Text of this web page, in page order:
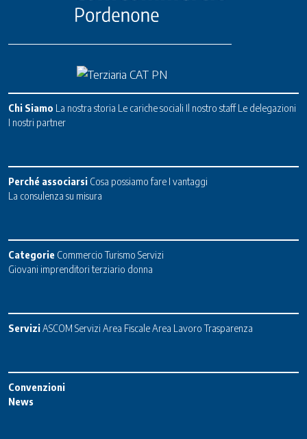
Chi Siamo La nostra storia Le cariche sociali Il nostro staff Le delegazioni
I nostri partner
Perché associarsi Cosa possiamo fare I vantaggi
La consulenza su misura
Categorie Commercio Turismo Servizi
Giovani imprenditori terziario donna
ServiziASCOM Servizi Area FiscaleArea Lavoro Trasparenza
Convenzioni
News